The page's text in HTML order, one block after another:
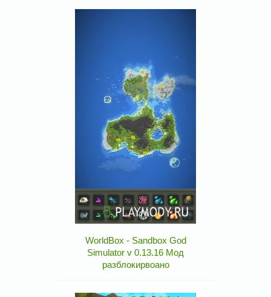
WorldBox - Sandbox God
Simulator v 0.13.16 Мод
разблокирвоано